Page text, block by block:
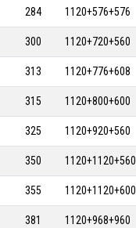
284 1120+576+576
300 1120+720+560
313 1120+776+608
315 1120+800+600
325 1120+920+560
350 1120+1120+560
355 1120+1120+600
381 1120+968+960